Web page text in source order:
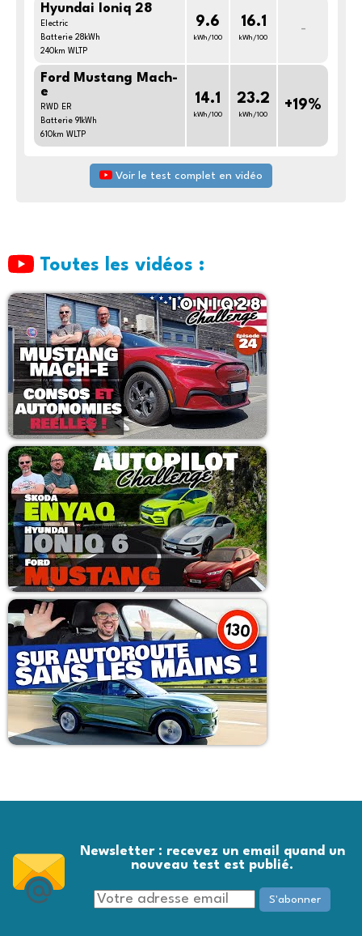
Hyundai Ioniq 28
Electric
Batterie 28kWh
240km WLTP
9.6
kWh/100
16.1
kWh/100
-
Ford Mustang Mach-
e
RWD ER
Batterie 91kWh
610km WLTP
14.1
kWh/100
23.2
kWh/100
+19%
Voir le test complet en vidéo
Toutes les vidéos :
Newsletter : recevez un email quand un
nouveau test est publié.